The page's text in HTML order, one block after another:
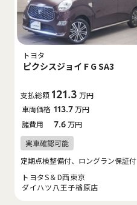
トヨタ
ピクシスジョイ F G SA3
支払総額 121.3 万円
車両価格 113.7万円
諸費用
7.6万円
定期点検整備付、ロングラン保証付
トヨタS＆D西東京
ダイハツ八王子楢原店